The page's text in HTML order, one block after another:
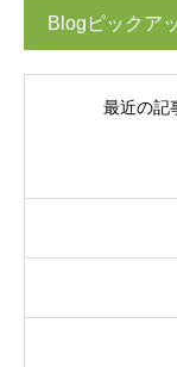
Blogピックア
最近の記